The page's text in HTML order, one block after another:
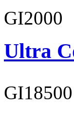
GI2000
Ultra
GI18500